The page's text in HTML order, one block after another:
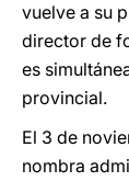
vuelve a su
director de
es
provincial.
El 3 de
nombra